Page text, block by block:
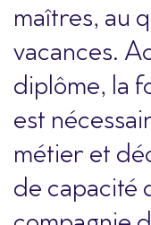
maîtres, au
vacances.
diplôme, la
est
métier et
de capacité